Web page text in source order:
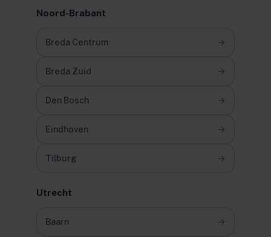
Noord-Brabant
Breda Centrum →
Breda Zuid →
Den Bosch →
Eindhoven →
Tilburg →
Utrecht
Baarn →